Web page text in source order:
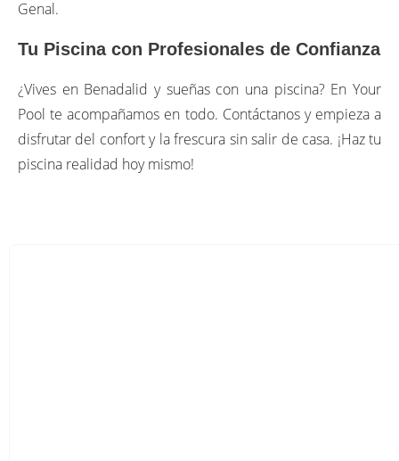
Genal.
Tu Piscina con Profesionales de Confianza
¿Vives en Benadalid y sueñas con una piscina? En Your
Pool te acompañamos en todo. Contáctanos y empieza a
disfrutar del confort y la frescura sin salir de casa. ¡Haz tu
piscina realidad hoy mismo!